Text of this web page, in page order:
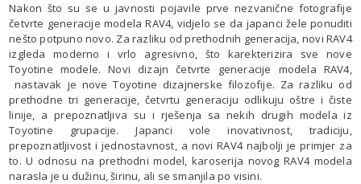
Nakon što su se u javnosti pojavile prve nezvanične fotografije
četvrte generacije modela RAV4, vidjelo se da japanci žele ponuditi
nešto potpuno novo. Za razliku od prethodnih generacija, novi RAV4
izgleda moderno i vrlo agresivno, što karekterizira sve nove
Toyotine modele. Novi dizajn četvrte generacije modela RAV4,
nastavak je nove Toyotine dizajnerske filozofije. Za razliku od
prethodne tri generacije, četvrtu generaciju odlikuju oštre i čiste
linije, a prepoznatljiva su i rješenja sa nekih drugih modela iz
Toyotine grupacije. Japanci vole inovativnost, tradiciju,
prepoznatljivost i jednostavnost, a novi RAV4 najbolji je primjer za
to. U odnosu na prethodni model, karoserija novog RAV4 modela
narasla je u dužinu, širinu, ali se smanjila po visini.